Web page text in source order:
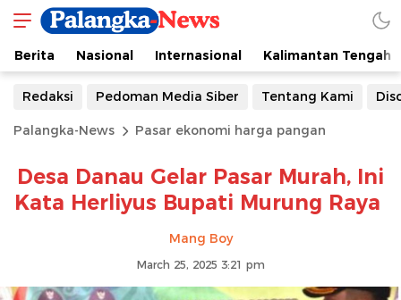
Berita Nasional Internasional Kalimantan Tengah
Redaksi Pedoman Media Siber Tentang Kami
Palangka-News Pasar ekonomi harga pangan
Desa Danau Gelar Pasar Murah, Ini
Kata Herliyus Bupati Murung Raya
Mang Boy
March 25, 2025 3:21 pm